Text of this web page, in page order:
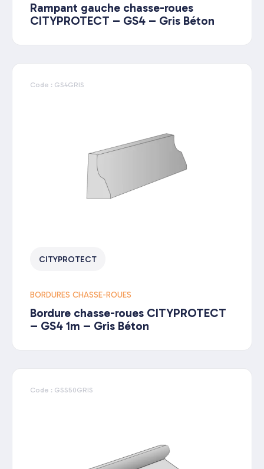
Rampant gauche chasse-roues
CITYPROTECT – GS4 – Gris Béton
Code : GS4GRIS
CITYPROTECT
BORDURES CHASSE-ROUES
Bordure chasse-roues CITYPROTECT
– GS4 1m – Gris Béton
Code : GSS50GRIS